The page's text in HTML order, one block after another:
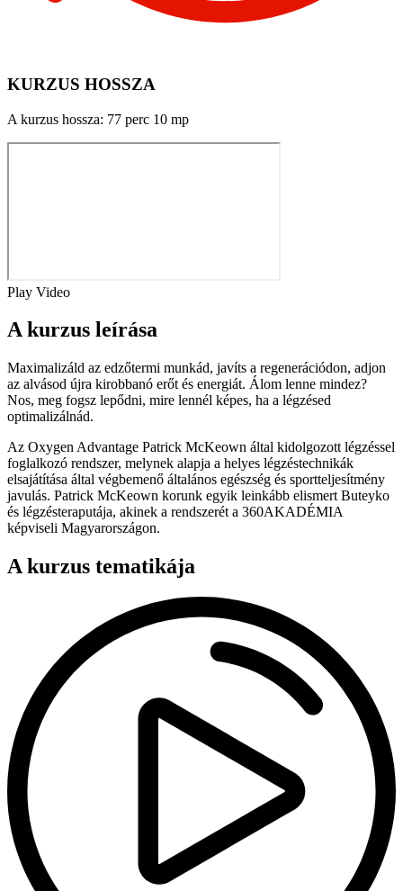
KURZUS HOSSZA
A kurzus hossza: 77 perc 10 mp
Play Video
A kurzus leírása
Maximalizáld az edzőtermi munkád, javíts a regenerációdon, adjon
az alvásod újra kirobbanó erőt és energiát. Álom lenne mindez?
Nos, meg fogsz lepődni, mire lennél képes, ha a légzésed
optimalizálnád.
Az Oxygen Advantage Patrick McKeown által kidolgozott légzéssel
foglalkozó rendszer, melynek alapja a helyes légzéstechnikák
elsajátítása által végbemenő általános egészség és sportteljesítmény
javulás. Patrick McKeown korunk egyik leinkább elismert Buteyko
és légzésteraputája, akinek a rendszerét a 360AKADÉMIA
képviseli Magyarországon.
A kurzus tematikája